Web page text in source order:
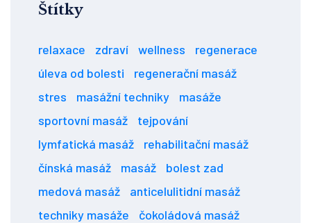
Štítky
relaxace zdraví wellness
regenerace
úleva od bolesti
regenerační masáž
stres
masážní techniky
masáže
sportovní masáž
tejpování
lymfatická masáž
rehabilitační masáž
čínská masáž
masáž
bolest zad
medová masáž
anticelulitidní masáž
techniky masáže
čokoládová masáž